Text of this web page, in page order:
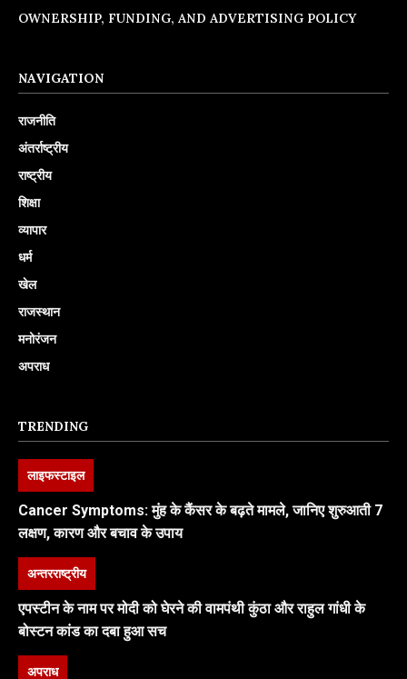
OWNERSHIP, FUNDING, AND ADVERTISING POLICY
NAVIGATION
राजनीति
अंतर्राष्ट्रीय
राष्ट्रीय
शिक्षा
व्यापार
धर्म
खेल
राजस्थान
मनोरंजन
अपराध
TRENDING
लाइफस्टाइल
Cancer Symptoms: मुंह के कैंसर के बढ़ते मामले, जानिए शुरुआती 7
लक्षण, कारण और बचाव के उपाय
अन्तरराष्ट्रीय
एपस्टीन के नाम पर मोदी को घेरने की वामपंथी कुंठा और राहुल गांधी के
बोस्टन कांड का दबा हुआ सच
अपराध